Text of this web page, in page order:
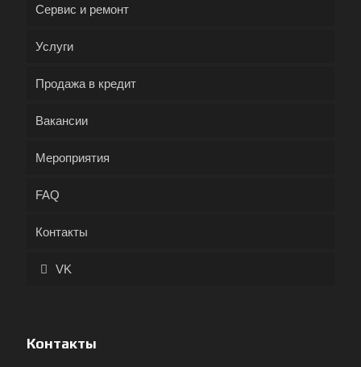
Сервис и ремонт
Услуги
Продажа в кредит
Вакансии
Мероприятия
FAQ
Контакты
VK
Контакты